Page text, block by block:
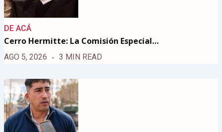
DE ACÁ
Cerro Hermitte: La Comisión Especial…
AGO 5, 2026 3 MIN READ